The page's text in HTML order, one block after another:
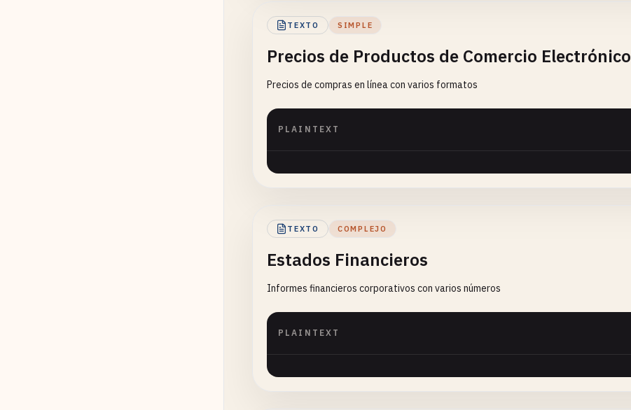
TEXTO SIMPLE
Precios de Productos de Comercio Electrónico
Precios de compras en línea con varios formatos
PLAINTEXT
TEXTO COMPLEJO
Estados Financieros
Informes financieros corporativos con varios números
PLAINTEXT